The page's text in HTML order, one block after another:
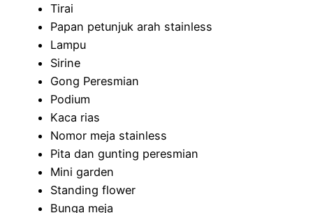
Tirai
Papan petunjuk arah stainless
Lampu
Sirine
Gong Peresmian
Podium
Kaca rias
Nomor meja stainless
Pita dan gunting peresmian
Mini garden
Standing flower
Bunga meja